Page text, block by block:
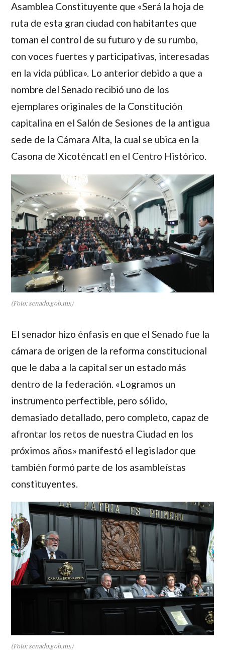
Asamblea Constituyente que «Será la hoja de
ruta de esta gran ciudad con habitantes que
toman el control de su futuro y de su rumbo,
con voces fuertes y participativas, interesadas
en la vida pública». Lo anterior debido a que a
nombre del Senado recibió uno de los
ejemplares originales de la Constitución
capitalina en el Salón de Sesiones de la antigua
sede de la Cámara Alta, la cual se ubica en la
Casona de Xicoténcatl en el Centro Histórico.
(Foto: senado.gob.mx)
El senador hizo énfasis en que el Senado fue la
cámara de origen de la reforma constitucional
que le daba a la capital ser un estado más
dentro de la federación. «Logramos un
instrumento perfectible, pero sólido,
demasiado detallado, pero completo, capaz de
afrontar los retos de nuestra Ciudad en los
próximos años» manifestó el legislador que
también formó parte de los asambleístas
constituyentes.
(Foto: senado.gob.mx)